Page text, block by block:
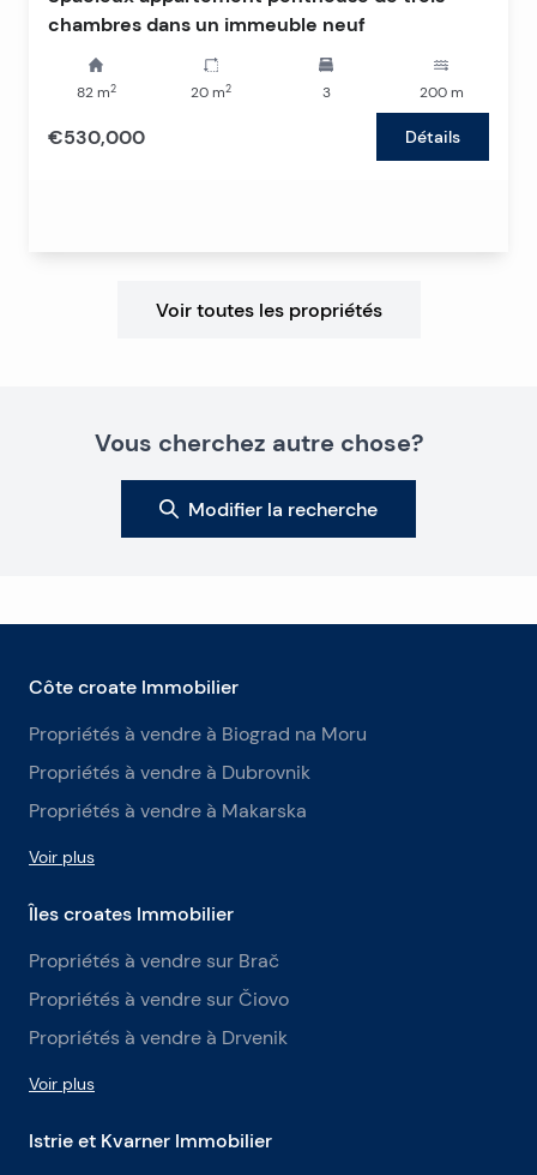
chambres dans un immeuble neuf
82m2 20 m2 3 200m
€530,000 Détails
Voir toutes les propriétés
Vous cherchez autre chose?
Modifier la recherche
Côte croate Immobilier
Propriétés à vendre à Biograd na Moru
Propriétés à vendre à Dubrovnik
Propriétés à vendre à Makarska
Voir plus
Îles croates Immobilier
Propriétés à vendre sur Brač
Propriétés à vendre sur Čiovo
Propriétés à vendre à Drvenik
Voir plus
Istrie et Kvarner Immobilier